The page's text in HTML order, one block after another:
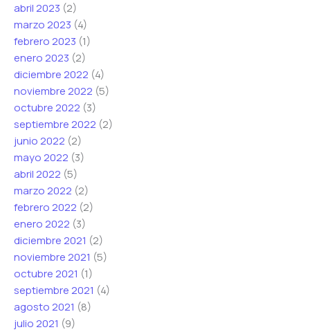
abril 2023 (2)
marzo 2023 (4)
febrero 2023 (1)
enero 2023 (2)
diciembre 2022 (4)
noviembre 2022 (5)
octubre 2022 (3)
septiembre 2022 (2)
junio 2022 (2)
mayo 2022 (3)
abril 2022 (5)
marzo 2022 (2)
febrero 2022 (2)
enero 2022 (3)
diciembre 2021 (2)
noviembre 2021 (5)
octubre 2021 (1)
septiembre 2021 (4)
agosto 2021 (8)
julio 2021 (9)